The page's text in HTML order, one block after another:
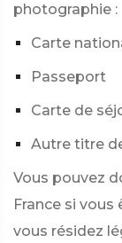
photographie :
Carte
Passeport
Carte de
Autre titre
Vous pouvez
France si
vous résidez